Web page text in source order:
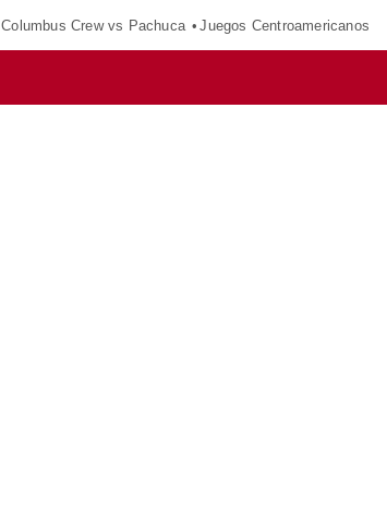
Columbus Crew vs Pachuca Juegos Centroamericanos